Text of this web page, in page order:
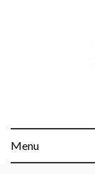
Menu